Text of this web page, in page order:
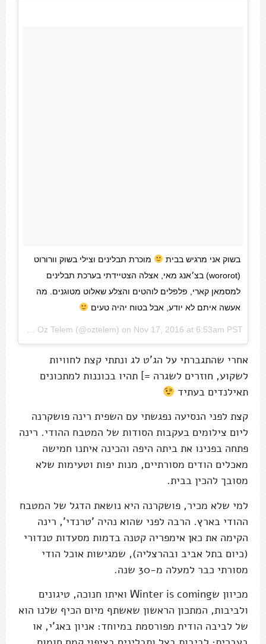
בשוק אני מרגיש בבית
מוכרת תבלינים וצילי בשוק וורורוט
(wororot) בצ׳אנג מאי, אצלה הצטיידתי בערכת תבלינים
למסמאן קארי, פלפלים לוהטים והצלע שאלוט מטוגנים. מה
אעשה איתם לא יודע, אבל בטוח יהיה טעים
Nov 17, 2016 at 6:53am PST
אחרי שהתגברתי על הג'ט לג ונתתי קצת לחוויות
לשקוע, חוזרים לשגרה =] תהיו בכוננות למתכונים
תאילנדים בעתיד
קצת לפני הנסיעה נפגשתי עם השפית רינה פושקרנה
ליום צילומים בעקבות הסודות של המטבח ההודי. רינה
פתחה בפנינו את ביתה היפה והכינה איתנו חמישה
מאכלים הודים מסורתיים, מנות יפות וטעימות שלא
מסובך להכין בבית.
למי שלא מכיר, פושקרנה היא נושאת הדגל של המטבח
ההודי בארץ. הרבה לפני שהוא נהיה 'טרנדי', רינה
הקימה את כאן אימפריה קטנה בדמות מסעדות טנדורי
(כיום בתל אביב ובהרצליה), שמגישות אוכל הודי
מסורתי כבר למעלה מ-30 שנה.
מכיוון שWinter is coming ואיתו חנוכה, טיגונים
ולביבות, המתכון הראשון שאשתף מיום הכיף שלנו הוא
של לביבה הודית מפורסמת במיוחד: אניון באג'י, או